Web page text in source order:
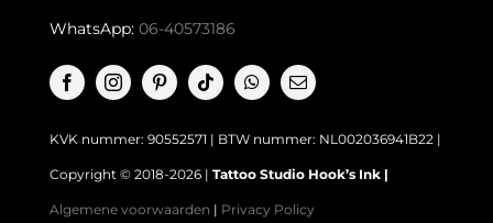
WhatsApp: 06-40573186
KVK nummer: 90552571 | BTW nummer: NL002036941B22 |
Copyright © 2018-2026 | Tattoo Studio Hook’s Ink |
Algemene voorwaarden | Privacy Policy